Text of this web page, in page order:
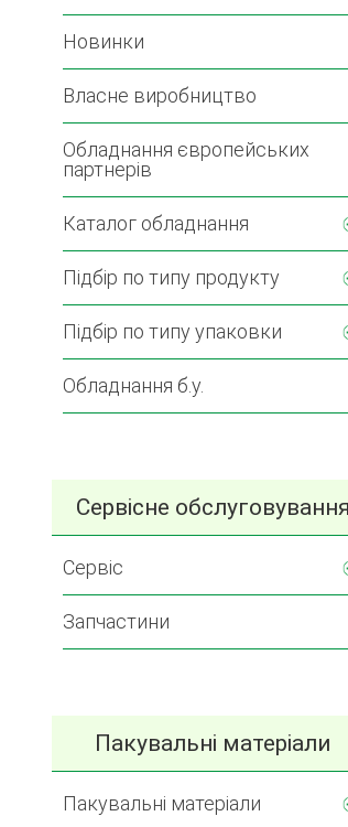
Новинки
Власне виробництво
Обладнання європейських
партнерів
Каталог обладнання
Підбір по типу продукту
Підбір по типу упаковки
Обладнання б.у.
Сервісне обслуговування
Сервіс
Запчастини
Пакувальні матеріали
Пакувальні матеріали